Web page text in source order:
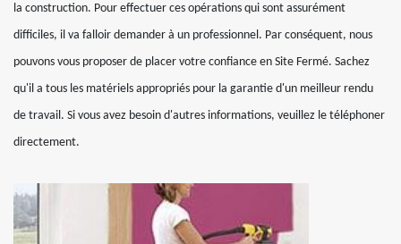
la construction. Pour effectuer ces opérations qui sont assurément
difficiles, il va falloir demander à un professionnel. Par conséquent, nous
pouvons vous proposer de placer votre confiance en Site Fermé. Sachez
qu'il a tous les matériels appropriés pour la garantie d'un meilleur rendu
de travail. Si vous avez besoin d'autres informations, veuillez le téléphoner
directement.